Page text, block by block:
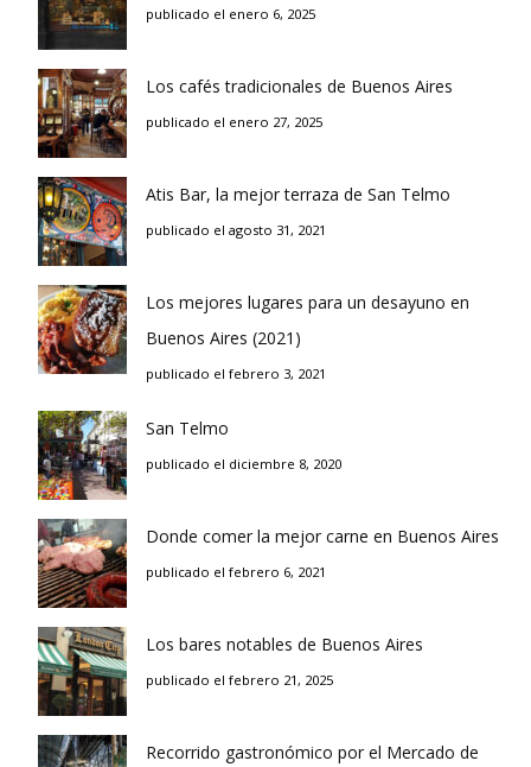
publicado el enero 6, 2025
Los cafés tradicionales de Buenos Aires
publicado el enero 27, 2025
Atis Bar, la mejor terraza de San Telmo
publicado el agosto 31, 2021
Los mejores lugares para un desayuno en
Buenos Aires (2021)
publicado el febrero 3, 2021
San Telmo
publicado el diciembre 8, 2020
Donde comer la mejor carne en Buenos Aires
publicado el febrero 6, 2021
Los bares notables de Buenos Aires
publicado el febrero 21, 2025
Recorrido gastronómico por el Mercado de